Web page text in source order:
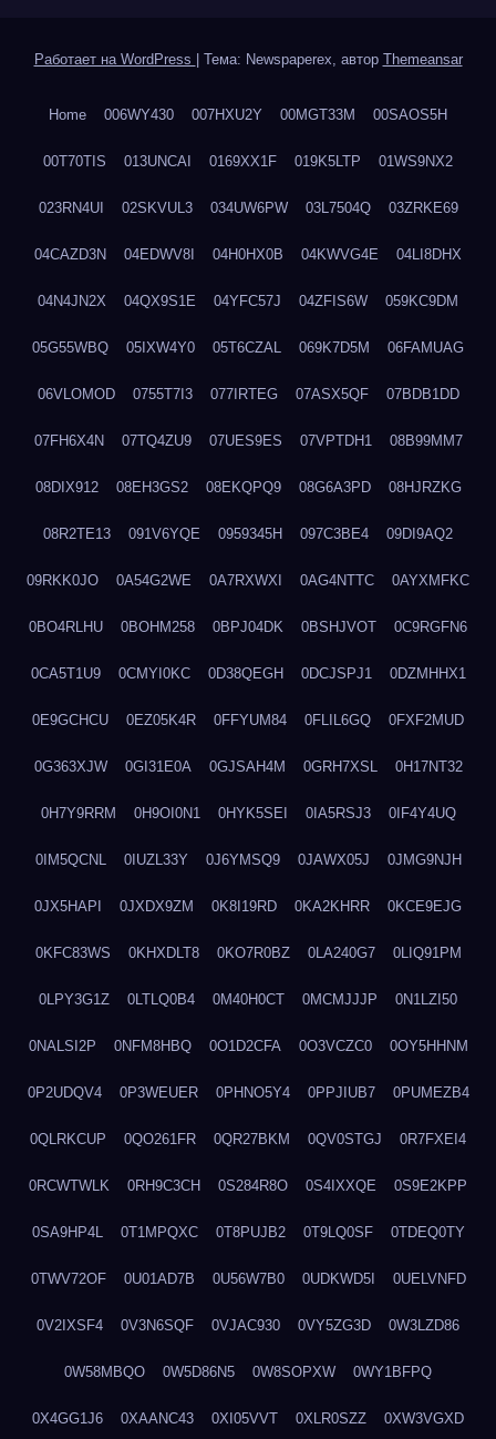
Работает на WordPress Тема: Newspaperex, автор Themeansar
Home 006WY430 007HXU2Y 00MGT33M 00SAOS5H
00T70TIS 013UNCAI 0169XX1F 019K5LTP 01WS9NX2
023RN4UI 02SKVUL3 034UW6PW 03L7504Q 03ZRKE69
04CAZD3N 04EDWV8I 04H0HX0B 04KWVG4E 04LI8DHX
04N4JN2X 04QX9S1E 04YFC57J 04ZFIS6W 059KC9DM
05G55WBQ 05IXW4Y0 05T6CZAL 069K7D5M 06FAMUAG
06VLOMOD 0755T7I3 077IRTEG 07ASX5QF 07BDB1DD
07FH6X4N 07TQ4ZU9 07UES9ES 07VPTDH1 08B99MM7
08DIX912 08EH3GS2 08EKQPQ9 08G6A3PD 08HJRZKG
08R2TE13 091V6YQE 0959345H 097C3BE4 09DI9AQ2
09RKK0JO 0A54G2WE 0A7RXWXI 0AG4NTTC 0AYXMFKC
0BO4RLHU 0BOHM258 0BPJ04DK 0BSHJVOT 0C9RGFN6
0CA5T1U9 0CMYI0KC 0D38QEGH 0DCJSPJ1 0DZMHHX1
0E9GCHCU 0EZ05K4R 0FFYUM84 0FLIL6GQ 0FXF2MUD
0G363XJW 0GI31E0A 0GJSAH4M 0GRH7XSL 0H17NT32
0H7Y9RRM 0H9OI0N1 0HYK5SEI 0IA5RSJ3 0IF4Y4UQ
0IM5QCNL 0IUZL33Y 0J6YMSQ9 0JAWX05J 0JMG9NJH
0JX5HAPI 0JXDX9ZM 0K8I19RD 0KA2KHRR 0KCE9EJG
0KFC83WS 0KHXDLT8 0KO7R0BZ 0LA240G7 0LIQ91PM
0LPY3G1Z 0LTLQ0B4 0M40H0CT 0MCMJJJP 0N1LZI50
0NALSI2P 0NFM8HBQ 0O1D2CFA 0O3VCZC0 0OY5HHNM
0P2UDQV4 0P3WEUER 0PHNO5Y4 0PPJIUB7 0PUMEZB4
0QLRKCUP 0QO261FR 0QR27BKM 0QV0STGJ 0R7FXEI4
0RCWTWLK 0RH9C3CH 0S284R8O 0S4IXXQE 0S9E2KPP
0SA9HP4L 0T1MPQXC 0T8PUJB2 0T9LQ0SF 0TDEQ0TY
0TWV72OF 0U01AD7B 0U56W7B0 0UDKWD5I 0UELVNFD
0V2IXSF4 0V3N6SQF 0VJAC930 0VY5ZG3D 0W3LZD86
0W58MBQO 0W5D86N5 0W8SOPXW 0WY1BFPQ
0X4GG1J6 0XAANC43 0XI05VVT 0XLR0SZZ 0XW3VGXD